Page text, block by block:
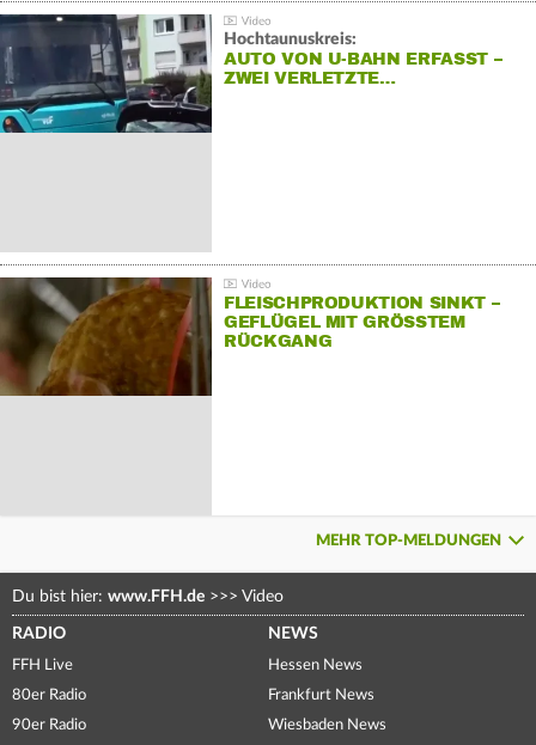
Hochtaunuskreis:
AUTO VON U-BAHN ERFASST –
ZWEI VERLETZTE…
FLEISCHPRODUKTION SINKT –
GEFLÜGEL MIT GRÖSSTEM R
ÜCKGANG
MEHR TOP-MELDUNGEN
Du bist hier: www.FFH.de >>> Video
RADIO
FFH Live
80er Radio
90er Radio
NEWS
Hessen News
Frankfurt News
Wiesbaden News